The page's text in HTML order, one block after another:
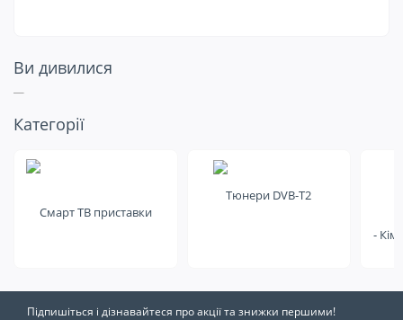
Ви дивилися
Подивіться ще
на це
Категорії
Смарт ТВ приставки
Тюнери DVB-T2
-
Підпишіться і дізнавайтеся про акції та знижки першими!